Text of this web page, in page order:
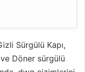
Sürgülü Kapı,
Döner sürgülü